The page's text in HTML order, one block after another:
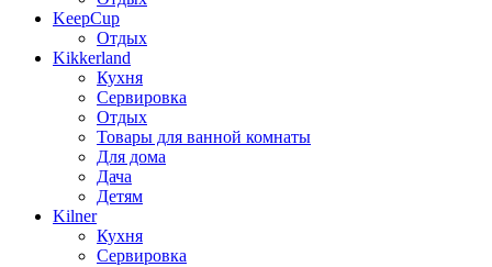
KeepCup
Отдых
Kikkerland
Кухня
Сервировка
Отдых
Товары для ванной комнаты
Для дома
Дача
Детям
Kilner
Кухня
Сервировка